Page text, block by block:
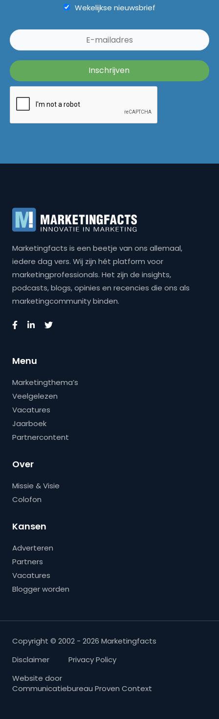
Wekelijkse nieuwsbrief
Marketingfacts is een beetje van ons allemaal,
iedere dag vers. Wij zijn hét platform voor
marketingprofessionals. Het zijn de insights,
podcasts, blogs, opinies en recencies die ons als
marketingcommunity binden.
Menu
Marketingthema’s
Veelgelezen
Vacatures
Jaarboek
Partnercontent
Over
Missie & Visie
Colofon
Kansen
Adverteren
Partners
Vacatures
Blogger worden
Copyright © 2002 - 2026 Marketingfacts
Disclaimer
Privacy Policy
Website door
Communicatiebureau Proven Context